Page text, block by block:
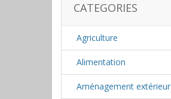
CATEGORIES
Agriculture
Alimentation
Aménagement extérieur